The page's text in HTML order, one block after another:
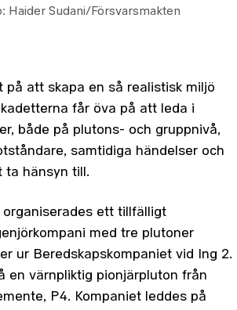
Haider Sudani/Försvarsmakten
på att skapa en så realistisk miljö
får öva på att leda i
både på plutons- och gruppnivå,
samtidiga händelser och
ta hänsyn till.
organiserades ett tillfälligt
med tre plutoner
ur Beredskapskompaniet vid Ing 2.
en värnpliktig pionjärpluton från
P4. Kompaniet leddes på